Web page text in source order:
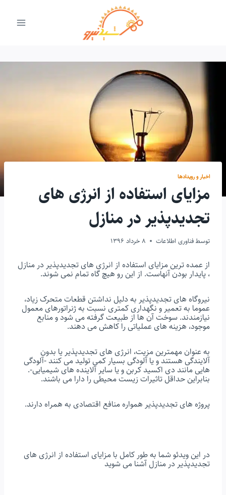
اخبار و رویدادها
مزایای استفاده از انرژی های
تجدیدپذیر در منازل
توسط فناوری اطلاعات 8 خرداد 1396
از عمده ترین مزایای استفاده از انرژی های تجدیدپذیر در منازل
، پایدار بودن آنهاست. از این رو هیچ گاه تمام نمی شوند.
نیروگاه های تجدیدپذیر به دلیل نداشتن قطعات متحرک زیاد،
عموما به تعمیر و نگهداری کمتری نسبت به ژنراتورهای معمول
نیازمندند. سوخت آن ها از طبیعت گرفته می شود و منابع
موجود، هزینه های عملیاتی را کاهش می دهند.
به عنوان مهمترین مزیت، انرژی های تجدیدپذیر یا بدون
آلایندگی هستند و یا آلودگی بسیار کمی تولید می کنند -آلودگی
هایی مانند دی اکسید کربن و یا سایر آلاینده های شیمیایی-.
بنابراین حداقل تاثیرات زیست محیطی را دارا می باشند.
پروژه های تجدیدپذیر همواره منافع اقتصادی به همراه دارند.
در این ویدئو شما به طور کامل با مزایای استفاده از انرژی های
تجدیدپذیر در منازل آشنا می شوید